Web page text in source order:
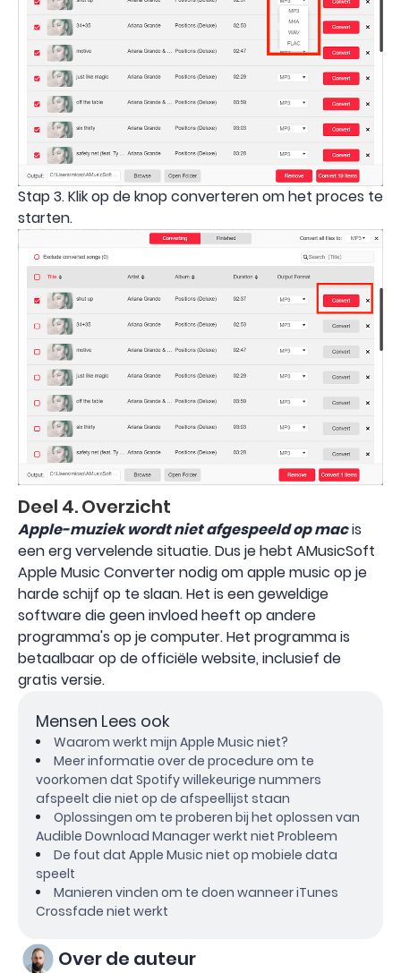
Stap 3. Klik op de knop converteren om het proces te
starten.
Deel 4. Overzicht
Apple-muziek wordt niet afgespeeld op macis
een erg vervelende situatie. Dus je hebt AMusicSoft
Apple Music Converter nodig om apple music op je
harde schijf op te slaan. Het is een geweldige
software die geen invloed heeft op andere
programma's op je computer. Het programma is
betaalbaar op de officiële website, inclusief de
gratis versie.
Mensen Lees ook
Waarom werkt mijn Apple Music niet?
Meer informatie over de procedure om te
voorkomen dat Spotify willekeurige nummers
afspeelt die niet op de afspeellijst staan
Oplossingen om te proberen bij het oplossen van
Audible Download Manager werkt niet Probleem
De fout dat Apple Music niet op mobiele data
speelt
Manieren vinden om te doen wanneer iTunes
Crossfade niet werkt
Over de auteur